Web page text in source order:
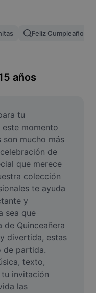
Feliz Cumpleaños
años
tu
momento
son mucho más
de
que merece
colección
te ayuda
y
sea que
de Quinceañera
divertida, estas
de partida.
texto,
invitación
las